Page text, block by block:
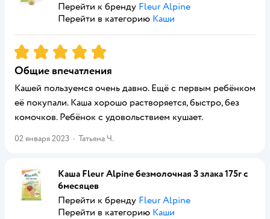
Перейти к бренду Fleur Alpine
Перейти в категорию Каши
Рейтинг:5
Общие впечатления
Кашей пользуемся очень давно. Ещё с первым ребёнком
её покупали. Каша хорошо растворяется, быстро, без
комочков. Ребёнок с удовольствием кушает.
02 января 2023 · Татьяна Ч.
Каша Fleur Alpine безмолочная 3 злака 175г с
6месяцев
Перейти к бренду Fleur Alpine
Перейти в категорию Каши